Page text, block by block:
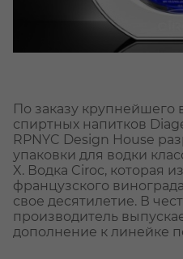
По заказу крупнейшего
спиртных напитков
RPNYC Design House
упаковки для водки
X. Водка Ciroc, которая
французского
свое десятилетие. В
производитель
дополнение к линейке